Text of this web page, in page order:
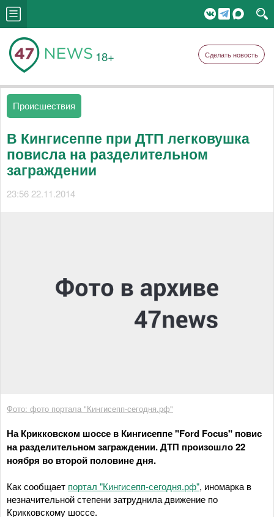
18+ Сделать новость
Происшествия
В Кингисеппе при ДТП легковушка
повисла на разделительном
заграждении
23:56 22.11.2014
Фото: фото портала "Кингисепп-сегодня.рф"
На Крикковском шоссе в Кингисеппе "Ford Focus" повис
на разделительном заграждении. ДТП произошло 22
ноября во второй половине дня.
Как сообщает портал "Кингисепп-сегодня.рф", иномарка в
незначительной степени затруднила движение по
Крикковскому шоссе.